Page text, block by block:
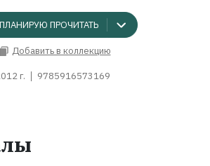
ПЛАНИРУЮ ПРОЧИТАТЬ
Добавить в коллекцию
г. 9785916573169